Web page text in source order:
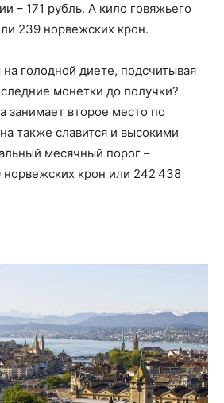
– 171 рубль. А кило говяжьего
239 норвежских крон.
голодной диете, подсчитывая
монетки до получки?
занимает второе место по
также славится и высокими
месячный порог –
крон или 242 438